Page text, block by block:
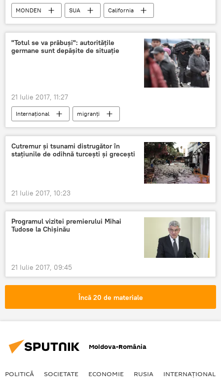
MONDEN SUA
California
Mort
suicid Rock deces
"Totul se va prăbuși": autoritățile
germane sunt depășite de situație
21 Iulie 2017, 11:27
Internaţional migranți
Cutremur și tsunami distrugător în
stațiunile de odihnă turcești și grecești
21 Iulie 2017, 10:23
Programul vizitei premierului Mihai
Tudose la Chișinău
21 Iulie 2017, 09:45
Încă 20 de materiale
Moldova-România
POLITICĂ SOCIETATE ECONOMIE RUSIA INTERNAŢIONAL